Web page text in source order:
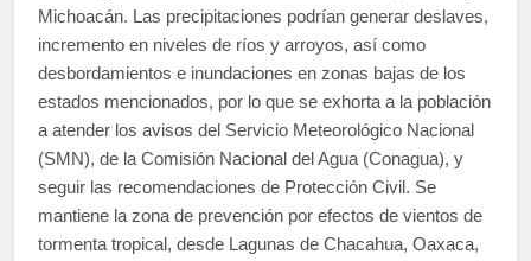
Michoacán. Las precipitaciones podrían generar deslaves,
incremento en niveles de ríos y arroyos, así como
desbordamientos e inundaciones en zonas bajas de los
estados mencionados, por lo que se exhorta a la población
a atender los avisos del Servicio Meteorológico Nacional
(SMN), de la Comisión Nacional del Agua (Conagua), y
seguir las recomendaciones de Protección Civil. Se
mantiene la zona de prevención por efectos de vientos de
tormenta tropical, desde Lagunas de Chacahua, Oaxaca,